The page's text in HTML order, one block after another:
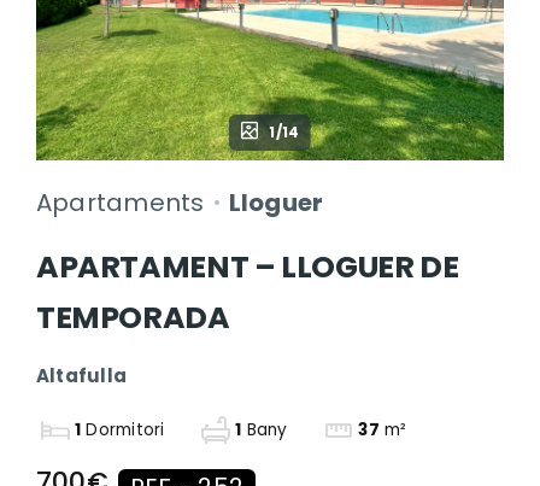
1/14
Apartaments Lloguer
APARTAMENT – LLOGUER DE
TEMPORADA
Altafulla
1 Dormitori 1 Bany 37 m²